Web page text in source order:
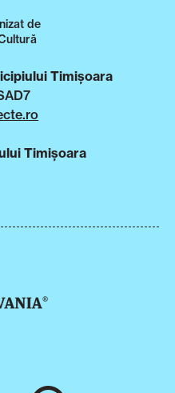
de
Timișoara
Timișoara